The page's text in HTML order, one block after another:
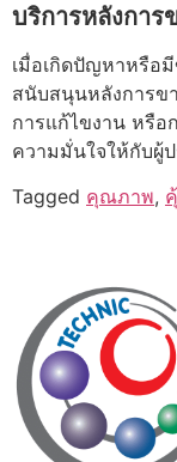
บริการหลังการ
เมื่อเกิดปัญหาหรือ
สนับสนุนหลังการข
การแก้ไขงาน หรือ
ความมั่นใจให้กับผู้
Tagged คุณภาพ,